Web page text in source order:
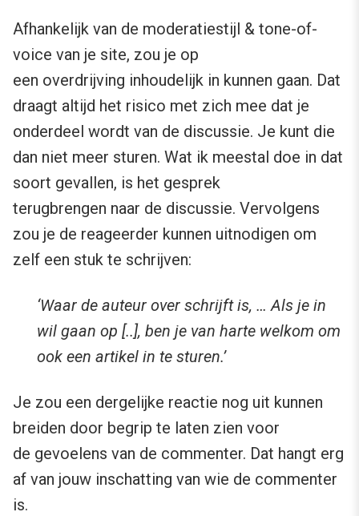
Afhankelijk van de moderatiestijl & tone-of-
voice van je site, zou je op
een overdrijving inhoudelijk in kunnen gaan. Dat
draagt altijd het risico met zich mee dat je
onderdeel wordt van de discussie. Je kunt die
dan niet meer sturen. Wat ik meestal doe in dat
soort gevallen, is het gesprek
terugbrengen naar de discussie. Vervolgens
zou je de reageerder kunnen uitnodigen om
zelf een stuk te schrijven:
‘Waar de auteur over schrijft is, … Als je in
wil gaan op [..], ben je van harte welkom om
ook een artikel in te sturen.’
Je zou een dergelijke reactie nog uit kunnen
breiden door begrip te laten zien voor
de gevoelens van de commenter. Dat hangt erg
af van jouw inschatting van wie de commenter
is.